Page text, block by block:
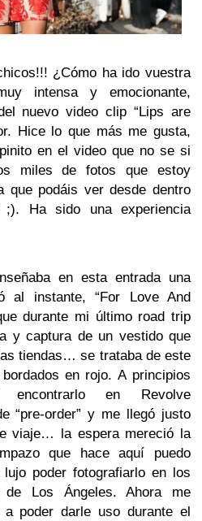
¿Cómo ha ido vuestra
intensa y emocionante,
nuevo video clip “Lips are
Hice lo que más me gusta,
en el video que no se si
miles de fotos que estoy
que podáis ver desde dentro
Ha sido una experiencia
en esta entrada una
al instante, “For Love And
durante mi último road trip
y captura de un vestido que
tiendas… se trataba de este
en rojo. A principios
en Revolve
“pre-order” y me llegó justo
viaje… la espera mereció la
que hace aquí puedo
poder fotografiarlo en los
de Los Ángeles. Ahora me
poder darle uso durante el